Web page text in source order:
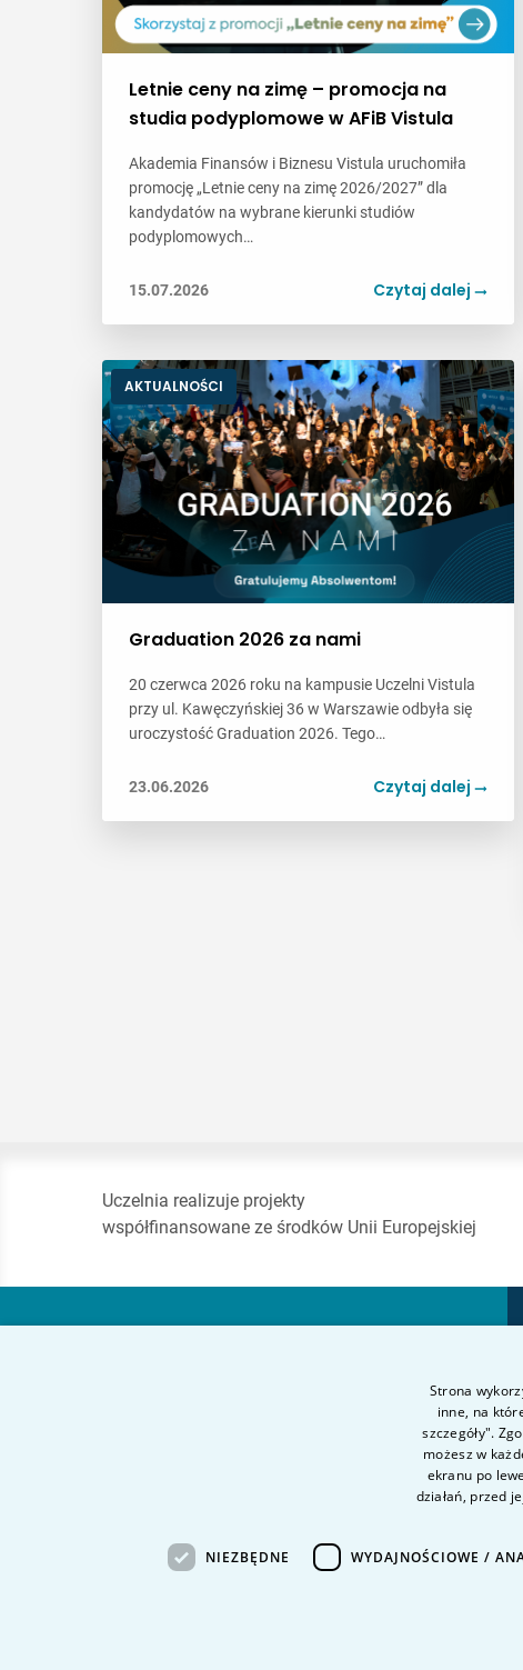
Letnie ceny na zimę – promocja na
studia podyplomowe w AFiB Vistula
Akademia Finansów i Biznesu Vistula uruchomiła
promocję „Letnie ceny na zimę 2026/2027” dla
kandydatów na wybrane kierunki studiów
podyplomowych…
15.07.2026 Czytaj dalej
AKTUALNOŚCI
Graduation 2026 za nami
20 czerwca 2026 roku na kampusie Uczelni Vistula
przy ul. Kawęczyńskiej 36 w Warszawie odbyła się
uroczystość Graduation 2026. Tego…
23.06.2026 Czytaj dalej
Uczelnia realizuje projekty
współfinansowane ze środków Unii Europejskiej
fax +48 22 45 72 303
Strona
inne, na
szczegóły".
możesz w
ekranu po
działań, przed
NIEZBĘDNE WYDAJNOŚCIOWE /